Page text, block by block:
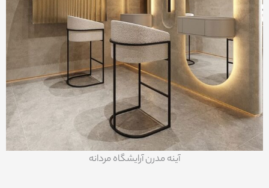
آینه مدرن آرایشگاه مردانه